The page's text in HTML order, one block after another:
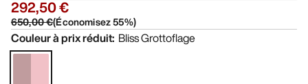
292,50 €
650,00 €(Économisez55%)
Couleur à prix réduit: Bliss Grottoflage